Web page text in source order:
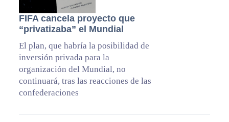
FIFA cancela proyecto que
“privatizaba” el Mundial
El plan, que habría la posibilidad de
inversión privada para la
organización del Mundial, no
continuará, tras las reacciones de las
confederaciones